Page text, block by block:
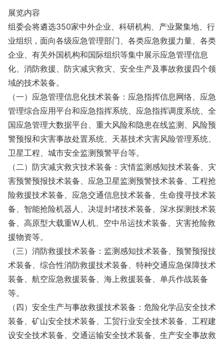
展览内容
组委会将遴选350家中外企业、科研机构、产业聚集地、行
业组织，面向各级应急管理部门、各类应急救援力量、各类
企业、有关外国机构和国际组织等集中展示应急管理信息
化、消防救援、防灾减灾救灾、安全生产及事故救援四个领
域的技术装备。
（一）应急管理信息化技术装备：应急指挥信息网络、应急
管理综合应用平台和应急指挥系统、应急指挥调度系统、全
国应急管理大数据平台、重大风险和隐患在线监测、风险预
警预报和灾害事故处置系统、天基技术灾害风险管理系统、
卫星工程、城市安全监测预警平台等。
（二）防灾减灾救灾技术装备：灾情监测感知技术装备、灾
害预警预报技术装备、应急卫星监测预警技术装备、工程抢
险救援技术装备、应急交通信息技术装备、生命搜寻技术装
备、智能抢险机器人、决堤封堵技术装备、深水探测技术装
备、高原型大载重W人机、空中吊运技术装备、灾害抢险救
援物资等。
（三）消防救援技术装备：监测感知技术装备、预警预报技
术装备、综合性消防救援技术装备、特种交通应急保障技术
装备、航空应急救援装备、海上救援装备、单兵作战装备
等。
（四）安全生产与事故救援技术装备：危险化学品安全技术
装备、矿山安全技术装备、工贸行业安全技术装备、工程建
设安全技术装备、交通运输安全技术装备、生产安全事故救